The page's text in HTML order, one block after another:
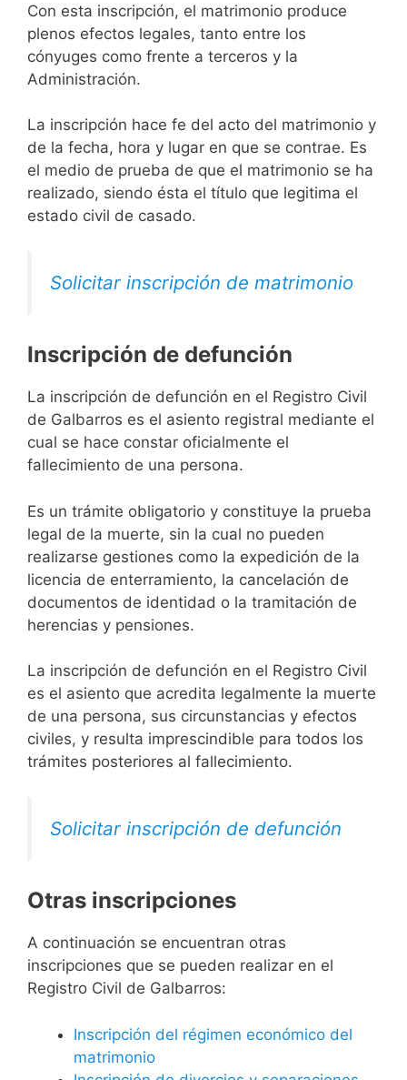
Con esta inscripción, el matrimonio produce
plenos efectos legales, tanto entre los
cónyuges como frente a terceros y la
Administración.
La inscripción hace fe del acto del matrimonio y
de la fecha, hora y lugar en que se contrae. Es
el medio de prueba de que el matrimonio se ha
realizado, siendo ésta el título que legitima el
estado civil de casado.
Solicitar inscripción de matrimonio
Inscripción de defunción
La inscripción de defunción en el Registro Civil
de Galbarros es el asiento registral mediante el
cual se hace constar oficialmente el
fallecimiento de una persona.
Es un trámite obligatorio y constituye la prueba
legal de la muerte, sin la cual no pueden
realizarse gestiones como la expedición de la
licencia de enterramiento, la cancelación de
documentos de identidad o la tramitación de
herencias y pensiones.
La inscripción de defunción en el Registro Civil
es el asiento que acredita legalmente la muerte
de una persona, sus circunstancias y efectos
civiles, y resulta imprescindible para todos los
trámites posteriores al fallecimiento.
Solicitar inscripción de defunción
Otras inscripciones
A continuación se encuentran otras
inscripciones que se pueden realizar en el
Registro Civil de Galbarros:
Inscripción del régimen económico del
matrimonio